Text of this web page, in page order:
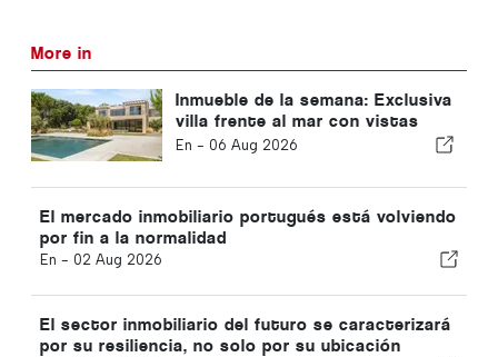
More in
Inmueble de la semana: Exclusiva
villa frente al mar con vistas
panorámicas al mar y a la sierra
En - 06 Aug 2026
El mercado inmobiliario portugués está volviendo
por fin a la normalidad
En - 02 Aug 2026
El sector inmobiliario del futuro se caracterizará
por su resiliencia, no solo por su ubicación